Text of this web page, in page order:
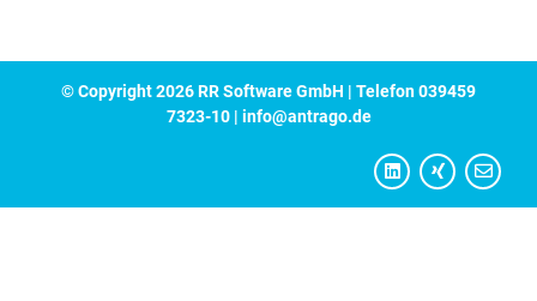
© Copyright 2026 RR Software GmbH | Telefon 039459
7323-10 | info@antrago.de
L
i
n
k
X
i
n
g
E
n
v
e